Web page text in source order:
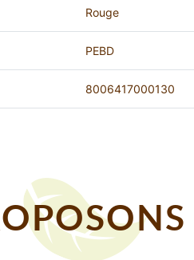
Rouge
PEBD
8006417000130